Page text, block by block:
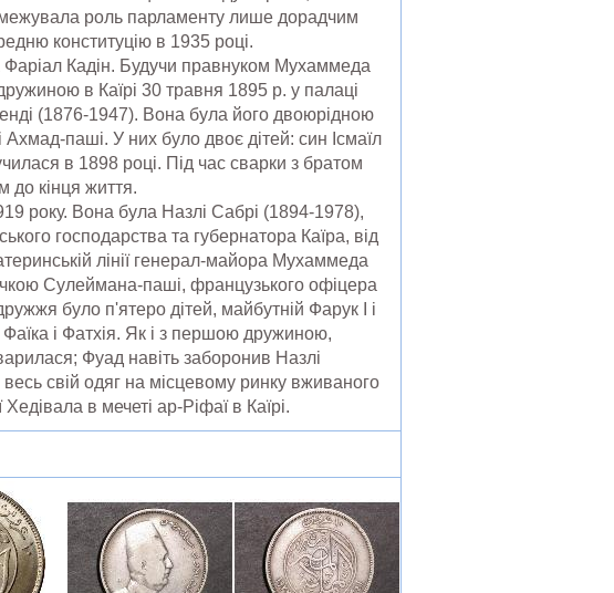
роль парламенту лише дорадчим
конституцію в 1935 році.
Фаріал Кадін. Будучи правнуком Мухаммеда
в Каїрі 30 травня 1895 р. у палаці
(1876-1947). Вона була його двоюрідною
паші. У них було двоє дітей: син Ісмаїл
в 1898 році. Під час сварки з братом
до кінця життя.
року. Вона була Назлі Сабрі (1894-1978),
господарства та губернатора Каїра, від
лінії генерал-майора Мухаммеда
Сулеймана-паші, французького офіцера
було п'ятеро дітей, майбутній Фарук I і
і Фатхія. Як і з першою дружиною,
Фуад навіть заборонив Назлі
свій одяг на місцевому ринку вживаного
в мечеті ар-Ріфаї в Каїрі.